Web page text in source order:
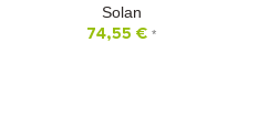
Solan
74,55 € *